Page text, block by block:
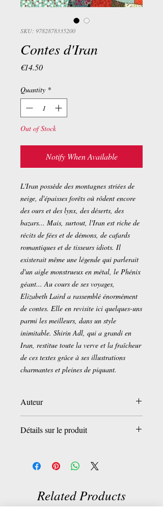
SKU: 9782878335200
Contes d'Iran
€14.50Price
Quantity *
Out of Stock
Notify When Available
L'Iran possède des montagnes striées de
neige, d'épaisses forêts où rôdent encore
des ours et des lynx, des déserts, des
bazars... Mais, surtout, l'Iran est riche de
récits de fées et de démons, de cafards
romantiques et de tisseurs idiots. Il
existerait même une légende qui parlerait
d'un aigle monstrueux en métal, le Phénix
géant... Au cours de ses voyages,
Elizabeth Laird a rassemblé énormément
de contes. Elle en revisite ici quelques-uns
parmi les meilleurs, dans un style
inimitable. Shirin Adl, qui a grandi en
Iran, restitue toute la verve et la fraîcheur
de ces textes grâce à ses illustrations
charmantes et pleines de piquant.
Auteur
Shirin Adl
Détails sur le produit
Tranche d'âges : 3 - 5 années
Editeur : Circonflexe (28 août 2018)
ISBN-10:2878335201
ISBN-13:978-2878335200
Related Products